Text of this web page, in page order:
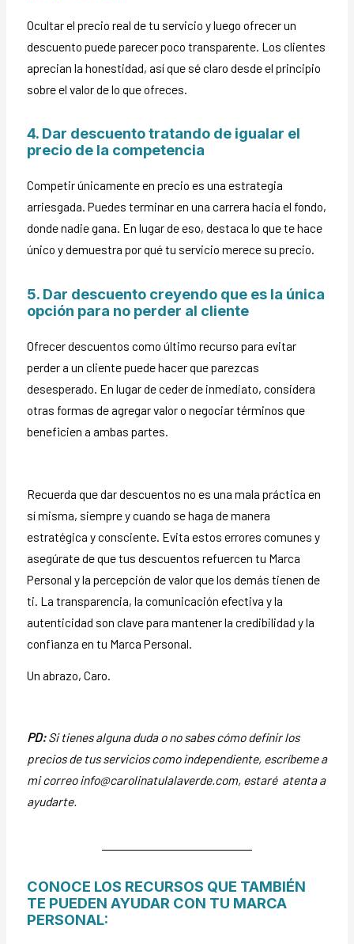
Ocultar el precio real de tu servicio y luego ofrecer un
descuento puede parecer poco transparente. Los clientes
aprecian la honestidad, así que sé claro desde el principio
sobre el valor de lo que ofreces.
4. Dar descuento tratando de igualar el
precio de la competencia
Competir únicamente en precio es una estrategia
arriesgada. Puedes terminar en una carrera hacia el fondo,
donde nadie gana. En lugar de eso, destaca lo que te hace
único y demuestra por qué tu servicio merece su precio.
5. Dar descuento creyendo que es la única
opción para no perder al cliente
Ofrecer descuentos como último recurso para evitar
perder a un cliente puede hacer que parezcas
desesperado. En lugar de ceder de inmediato, considera
otras formas de agregar valor o negociar términos que
beneficien a ambas partes.
Recuerda que dar descuentos no es una mala práctica en
sí misma, siempre y cuando se haga de manera
estratégica y consciente. Evita estos errores comunes y
asegúrate de que tus descuentos refuercen tu Marca
Personal y la percepción de valor que los demás tienen de
ti. La transparencia, la comunicación efectiva y la
autenticidad son clave para mantener la credibilidad y la
confianza en tu Marca Personal.
Un abrazo, Caro.
PD:Si tienes alguna duda o no sabes cómo definir los
precios de tus servicios como independiente, escríbeme a
mi correo info@carolinatulalaverde.com, estaré atenta a
ayudarte.
CONOCE LOS RECURSOS QUE TAMBIÉN
TE PUEDEN AYUDAR CON TU MARCA
PERSONAL: